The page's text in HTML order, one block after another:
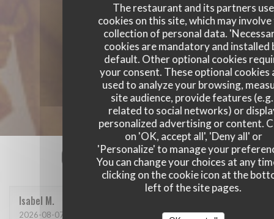
The restaurant and its partners use
cookies on this site, which may
collection of personal data.
cookies are mandatory and installed
default. Other optional cookies
your consent. These optional cookies
used to analyze your browsing,
site audience, provide features
related to social networks) or
personalized advertising or content.
on 'OK, accept all', 'Deny all' or
'Personalize' to manage your
You can change your choices at any
clicking on the cookie icon at the
left of the site pages.
Our customer ratings
Isabel M
2026-08-07